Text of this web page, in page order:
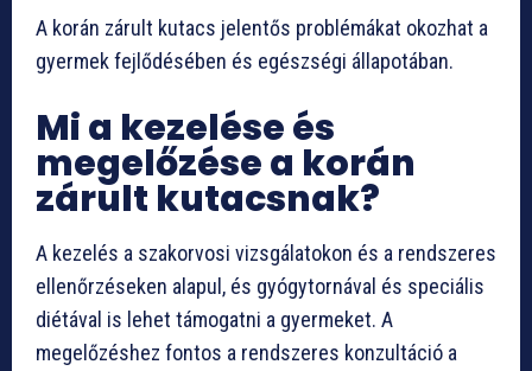
A korán zárult kutacs jelentős problémákat okozhat a
gyermek fejlődésében és egészségi állapotában.
Mi a kezelése és
megelőzése a korán
zárult kutacsnak?
A kezelés a szakorvosi vizsgálatokon és a rendszeres
ellenőrzéseken alapul, és gyógytornával és speciális
diétával is lehet támogatni a gyermeket. A
megelőzéshez fontos a rendszeres konzultáció a